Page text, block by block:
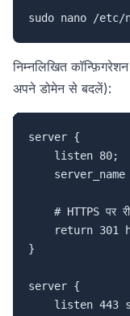
sudo nano /
निम्नलिखित
अपने डोमेन से बदलें):
server {
    listen 80;
server_name
# HTTPS पर
return 301
}
server {
listen 443